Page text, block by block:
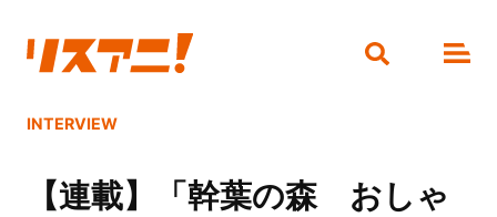
INTERVIEW
【連載】「幹葉の森 おしゃ